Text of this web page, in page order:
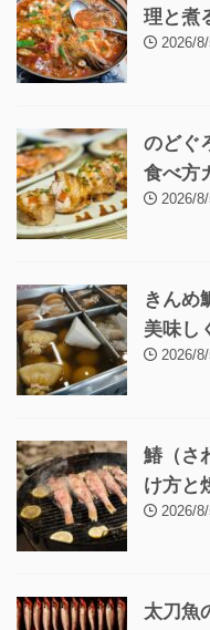
理と煮
2026/
のどぐ
食べ方
2026/
きんめ
美味し
2026/
鰆（さ
け方と
2026/
太刀魚